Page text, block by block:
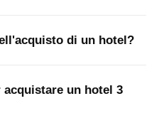
di un hotel?
un hotel 3